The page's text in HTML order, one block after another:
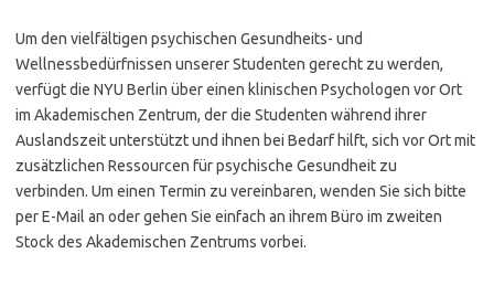
Um den vielfältigen psychischen Gesundheits- und
Wellnessbedürfnissen unserer Studenten gerecht zu werden,
verfügt die NYU Berlin über einen klinischen Psychologen vor Ort
im Akademischen Zentrum, der die Studenten während ihrer
Auslandszeit unterstützt und ihnen bei Bedarf hilft, sich vor Ort mit
zusätzlichen Ressourcen für psychische Gesundheit zu
verbinden. Um einen Termin zu vereinbaren, wenden Sie sich bitte
per E-Mail an oder gehen Sie einfach an ihrem Büro im zweiten
Stock des Akademischen Zentrums vorbei.